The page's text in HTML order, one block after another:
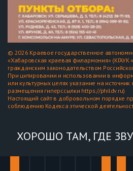
© 2026 Краевое государственное
«Хабаровская краевая филармония»
гражданским законодательством
При цитировании и использовании в
или культурных целях указание на
размещения гиперссылки https://phildv.ru)
Настоящий сайт в добровольном порядке
соблюдению Кодекса этической
ХОРОШО ТАМ, ГДЕ